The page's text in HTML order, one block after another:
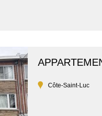
Côte-Saint-Luc